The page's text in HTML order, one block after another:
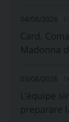
04/08/2026
Card.
Madonna
03/08/2026
L’équipe
preparare